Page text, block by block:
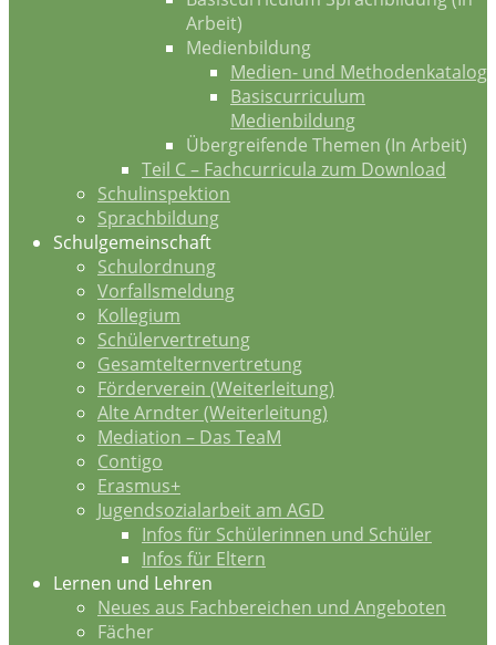
Arbeit)
Medienbildung
Medien- und Methodenkatalog
Basiscurriculum
Medienbildung
Übergreifende Themen (In Arbeit)
Teil C – Fachcurricula zum Download
Schulinspektion
Sprachbildung
Schulgemeinschaft
Schulordnung
Vorfallsmeldung
Kollegium
Schülervertretung
Gesamtelternvertretung
Förderverein (Weiterleitung)
Alte Arndter (Weiterleitung)
Mediation – Das TeaM
Contigo
Erasmus+
Jugendsozialarbeit am AGD
Infos für Schülerinnen und Schüler
Infos für Eltern
Lernen und Lehren
Neues aus Fachbereichen und Angeboten
Fächer